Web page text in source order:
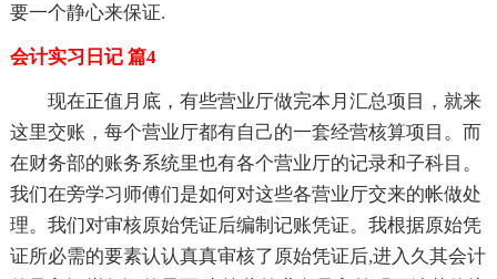
要一个静心来保证.
会计实习日记 篇4
现在正值月底，有些营业厅做完本月汇总项目，就来
这里交账，每个营业厅都有自己的一套经营核算项目。而
在财务部的账务系统里也有各个营业厅的记录和子科目。
我们在旁学习师傅们是如何对这些各营业厅交来的帐做处
理。我们对审核原始凭证后编制记账凭证。我根据原始凭
证所必需的要素认认真真审核了原始凭证后,进入久其会计